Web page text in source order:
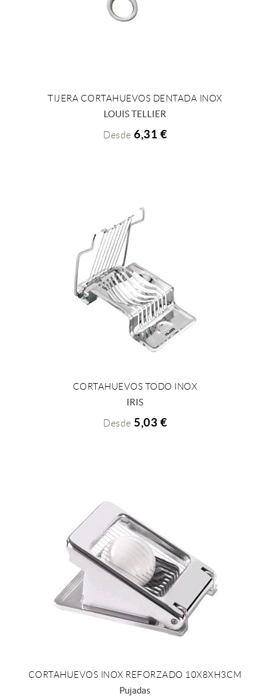
+ INFO
TIJERA CORTAHUEVOS DENTADA INOX
LOUIS TELLIER
Desde 6,31 €
+ INFO
CORTAHUEVOS TODO INOX
IRIS
Desde 5,03 €
+ INFO
CORTAHUEVOS INOX REFORZADO 10X8XH3CM
Pujadas